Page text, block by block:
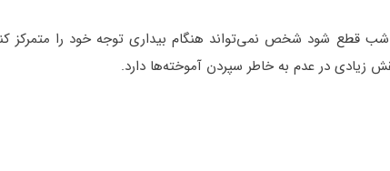
قطع شود شخص نمی‌تواند هنگام بیداری توجه خود را متمرکز
زیادی در عدم به خاطر سپردن آموخته‌ها دارد.